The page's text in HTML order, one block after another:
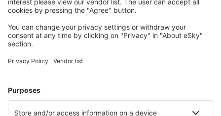
Prețuri atractive și oferte speciale pentru utilizatorii
conectați.
Cazarea preferată
apartamente și altele.
Cele mai căutate hoteluri de către utilizatorii eSky